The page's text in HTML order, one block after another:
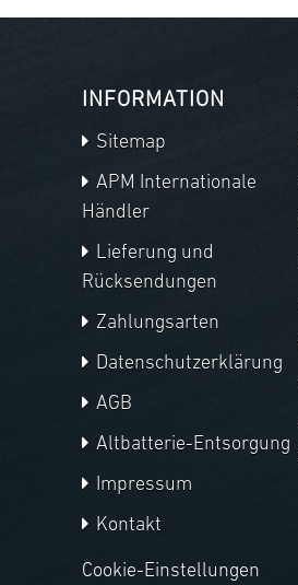
INFORMATION
Sitemap
APM Internationale
Händler
Lieferung und
Rücksendungen
Zahlungsarten
Datenschutzerklärung
AGB
Altbatterie-Entsorgung
Impressum
Kontakt
Cookie-Einstellungen